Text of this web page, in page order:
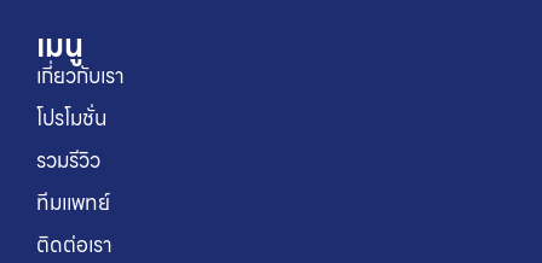
เมนู
เกี่ยวกับเรา
โปรโมชั่น
รวมรีวิว
ทีมแพทย์
ติดต่อเรา